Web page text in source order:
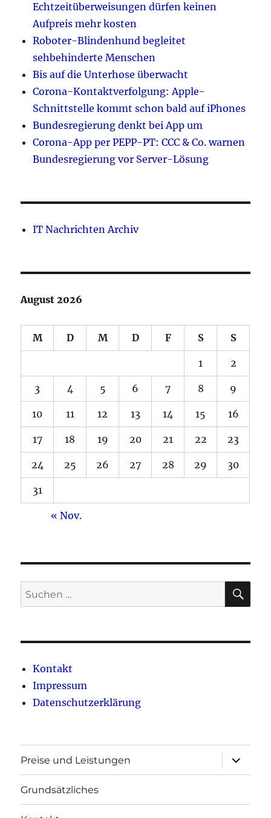
Echtzeitüberweisungen dürfen keinen
Aufpreis mehr kosten
Roboter-Blindenhund begleitet
sehbehinderte Menschen
Bis auf die Unterhose überwacht
Corona-Kontaktverfolgung: Apple-
Schnittstelle kommt schon bald auf iPhones
Bundesregierung denkt bei App um
Corona-App per PEPP-PT: CCC & Co. warnen
Bundesregierung vor Server-Lösung
IT Nachrichten Archiv
August 2026
M D M D F S S
1 2
3 4 5 6 7 8 9
10 11 12 13 14 15 16
17 18 19 20 21 22 23
24 25 26 27 28 29 30
31
« Nov.
Suche
nach:
Kontakt
Impressum
Datenschutzerklärung
Preise und Leistungen
öffnen
Grundsätzliches